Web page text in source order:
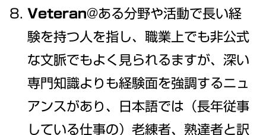
Veteran@ある分野や活動で長い経
験を持つ人を指し、職業上でも非公式
な文脈でもよく見られるますが、深い
専門知識よりも経験面を強調するニュ
アンスがあり、日本語では（長年従事
している仕事の）老練者、熟達者と訳